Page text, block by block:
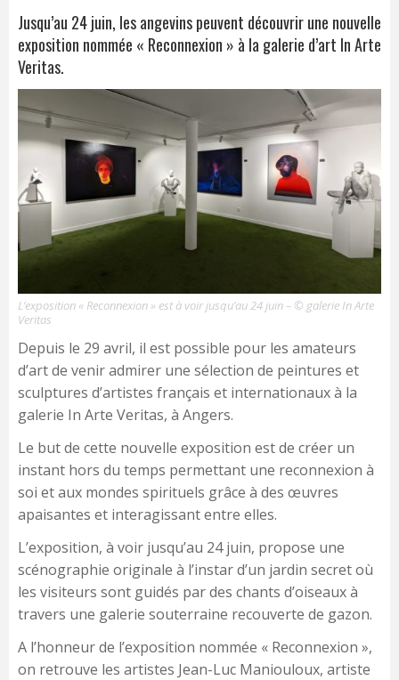
Jusqu’au 24 juin, les angevins peuvent découvrir une nouvelle
exposition nommée « Reconnexion » à la galerie d’art In Arte
Veritas.
L’exposition « Reconnexion » est à voir jusqu’au 24 juin – © galerie In Arte
Veritas
Depuis le 29 avril, il est possible pour les amateurs
d’art de venir admirer une sélection de peintures et
sculptures d’artistes français et internationaux à la
galerie In Arte Veritas, à Angers.
Le but de cette nouvelle exposition est de créer un
instant hors du temps permettant une reconnexion à
soi et aux mondes spirituels grâce à des œuvres
apaisantes et interagissant entre elles.
L’exposition, à voir jusqu’au 24 juin, propose une
scénographie originale à l’instar d’un jardin secret où
les visiteurs sont guidés par des chants d’oiseaux à
travers une galerie souterraine recouverte de gazon.
A l’honneur de l’exposition nommée « Reconnexion »,
on retrouve les artistes Jean-Luc Maniouloux, artiste